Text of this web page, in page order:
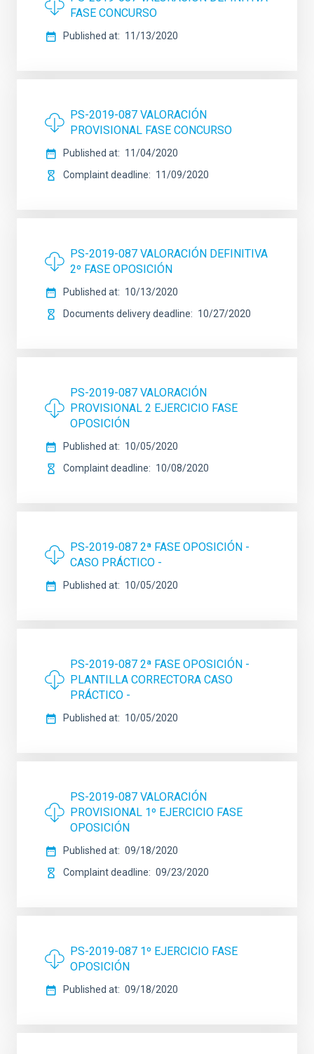
FASE CONCURSO
Published at 11/13/2020
PS-2019-087 VALORACIÓN
PROVISIONAL FASE CONCURSO
Published at
11/04/2020
Complaint deadline
11/09/2020
PS-2019-087 VALORACIÓN DEFINITIVA
2º FASE OPOSICIÓN
Published at
10/13/2020
Documents delivery deadline
10/27/2020
PS-2019-087 VALORACIÓN
PROVISIONAL 2 EJERCICIO FASE
OPOSICIÓN
Published at
10/05/2020
Complaint deadline
10/08/2020
PS-2019-087 2ª FASE OPOSICIÓN -
CASO PRÁCTICO -
Published at 10/05/2020
PS-2019-087 2ª FASE OPOSICIÓN -
PLANTILLA CORRECTORA CASO
PRÁCTICO -
Published at 10/05/2020
PS-2019-087 VALORACIÓN
PROVISIONAL 1º EJERCICIO FASE
OPOSICIÓN
Published at
09/18/2020
Complaint deadline
09/23/2020
PS-2019-087 1º EJERCICIO FASE
OPOSICIÓN
Published at 09/18/2020